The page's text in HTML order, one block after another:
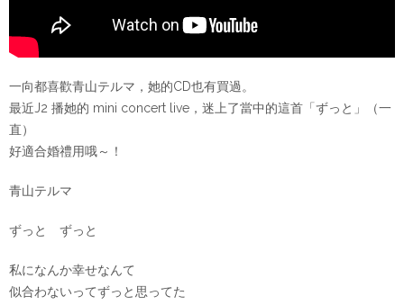
一向都喜歡青山テルマ，她的CD也有買過。
最近J2 播她的 mini concert live，迷上了當中的這首「ずっと」（一
直）
好適合婚禮用哦～！
青山テルマ
ずっと ずっと
私になんか幸せなんて
似合わないってずっと思ってた